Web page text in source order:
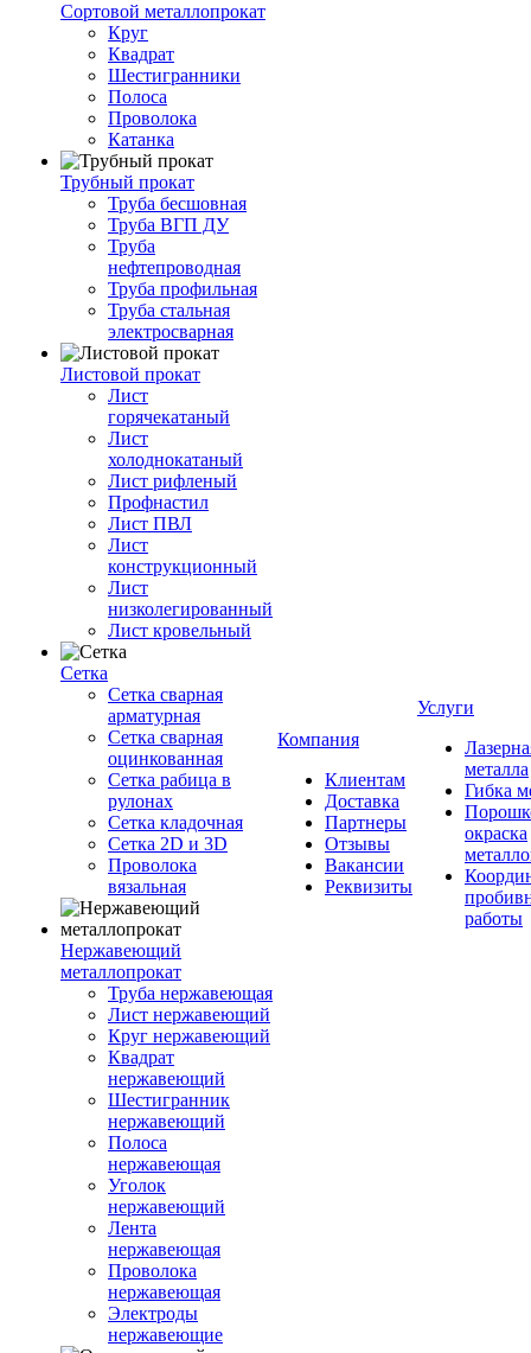
Сортовой металлопрокат
Круг
Квадрат
Шестигранники
Полоса
Проволока
Катанка
Трубный прокат
Труба бесшовная
Труба ВГП ДУ
Труба
нефтепроводная
Труба профильная
Труба стальная
электросварная
Листовой прокат
Лист
горячекатаный
Лист
холоднокатаный
Лист рифленый
Профнастил
Лист ПВЛ
Лист
конструкционный
Лист
низколегированный
Лист кровельный
Сетка
Сетка сварная
арматурная
Сетка сварная
оцинкованная
Сетка рабица в
рулонах
Сетка кладочная
Сетка 2D и 3D
Проволока
вязальная
Нержавеющий
металлопрокат
Труба нержавеющая
Лист нержавеющий
Круг нержавеющий
Квадрат
нержавеющий
Шестигранник
нержавеющий
Полоса
нержавеющая
Уголок
нержавеющий
Лента
нержавеющая
Проволока
нержавеющая
Электроды
нержавеющие
Компания
Клиентам
Доставка
Партнеры
Отзывы
Вакансии
Реквизиты
Услуги
металла
Гибка
окраска
работы